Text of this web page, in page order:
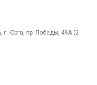
г. Юрга, пр. Победы, 49А (2